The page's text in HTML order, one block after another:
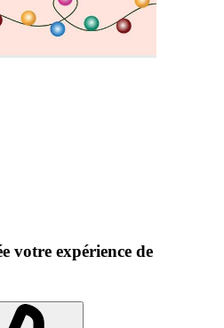
votre expérience de